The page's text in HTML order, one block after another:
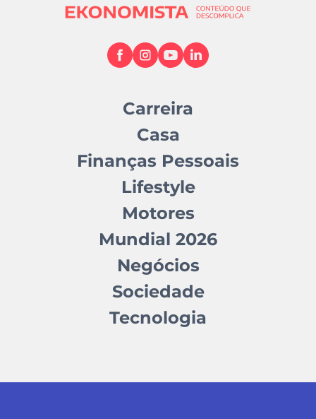
Carreira
Casa
Finanças Pessoais
Lifestyle
Motores
Mundial 2026
Negócios
Sociedade
Tecnologia